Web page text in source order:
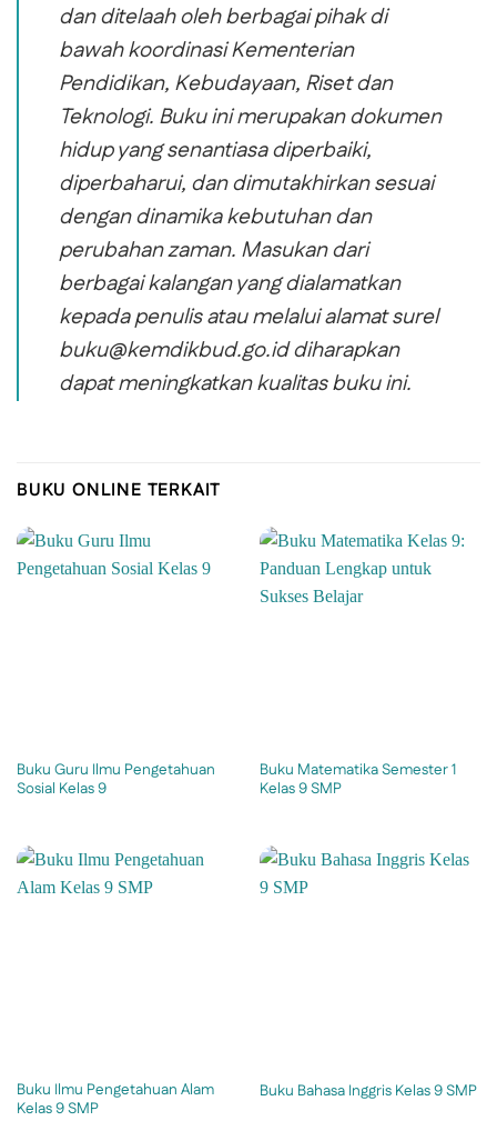
dan ditelaah oleh berbagai pihak di
bawah koordinasi Kementerian
Pendidikan, Kebudayaan, Riset dan
Teknologi. Buku ini merupakan dokumen
hidup yang senantiasa diperbaiki,
diperbaharui, dan dimutakhirkan sesuai
dengan dinamika kebutuhan dan
perubahan zaman. Masukan dari
berbagai kalangan yang dialamatkan
kepada penulis atau melalui alamat surel
buku@kemdikbud.go.id diharapkan
dapat meningkatkan kualitas buku ini.
BUKU ONLINE TERKAIT
Buku Guru Ilmu Pengetahuan
Sosial Kelas 9
Buku Matematika Semester 1
Kelas 9 SMP
Buku Ilmu Pengetahuan Alam
Kelas 9 SMP
Buku Bahasa Inggris Kelas 9 SMP